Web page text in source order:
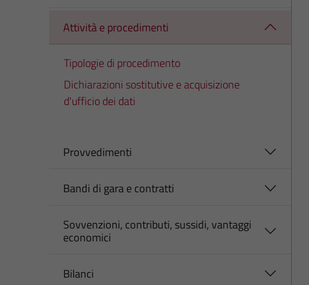
Attività e procedimenti
Tipologie di procedimento
Dichiarazioni sostitutive e acquisizione
d'ufficio dei dati
Provvedimenti
Bandi di gara e contratti
Sovvenzioni, contributi, sussidi, vantaggi
economici
Bilanci